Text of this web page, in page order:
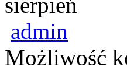
sierpień
admin
Możliwość